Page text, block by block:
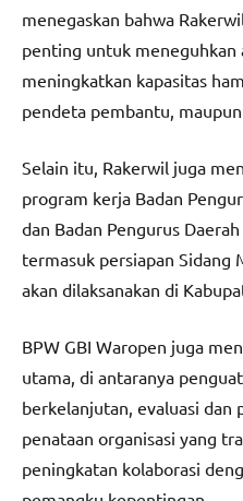
menegaskan bahwa
penting untuk meneguhkan
meningkatkan kapasitas
pendeta pembantu,
Selain itu, Rakerwil juga
program kerja Badan
dan Badan Pengurus
termasuk persiapan Sidang
akan dilaksanakan di
BPW GBI Waropen juga
utama, di antaranya
berkelanjutan, evaluasi dan
penataan organisasi yang
peningkatan kolaborasi